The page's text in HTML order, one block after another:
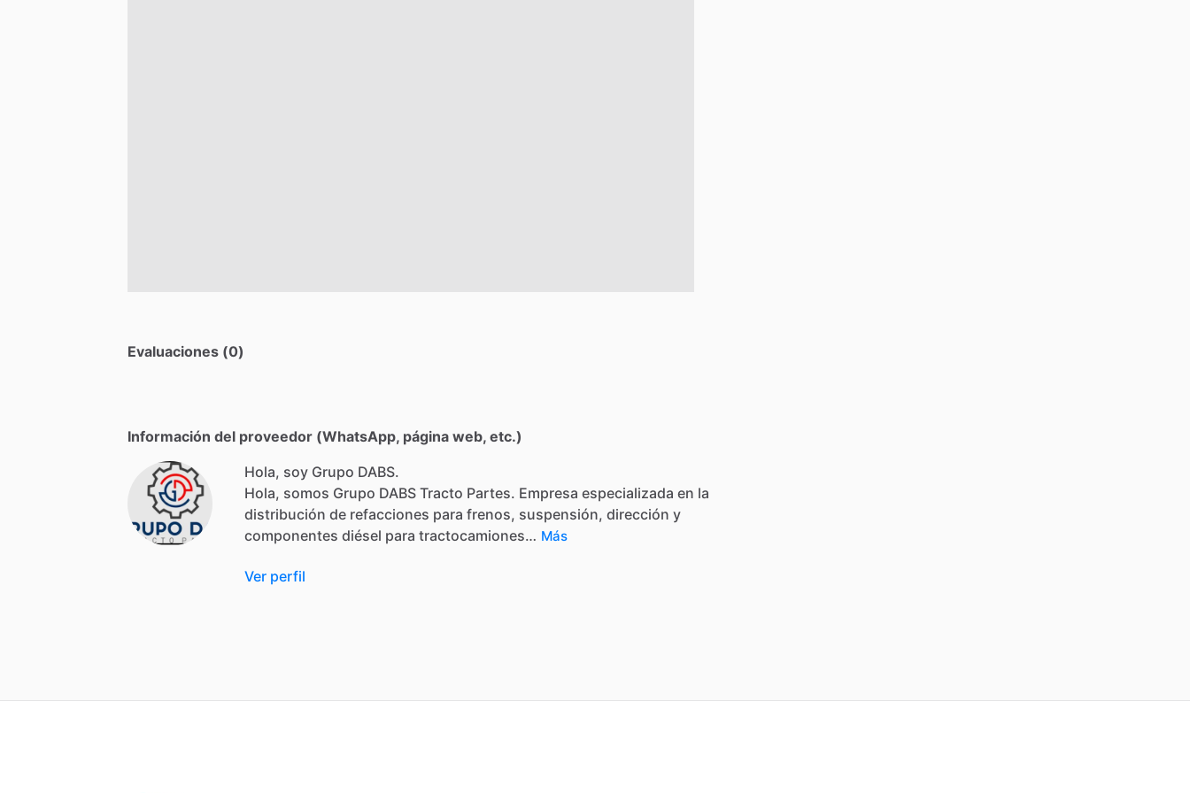
Evaluaciones (0)
Información del proveedor (WhatsApp, página web, etc.)
Hola, soy Grupo DABS.
Hola, somos Grupo DABS Tracto Partes. Empresa especializada en la
distribución de refacciones para frenos, suspensión, dirección y
componentes diésel para tractocamiones… Más
Ver perfil